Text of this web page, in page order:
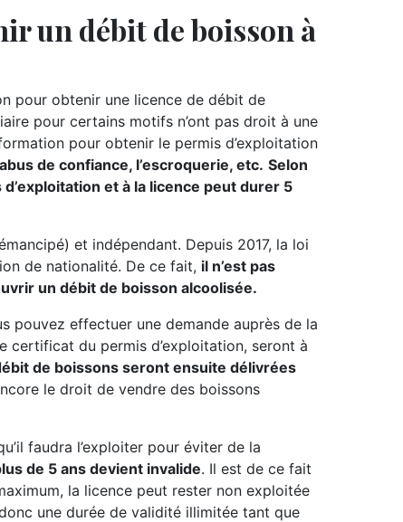
un débit de boisson à
pour obtenir une licence de débit de
pour certains motifs n’ont pas droit à une
pour obtenir le permis d’exploitation
de confiance, l’escroquerie, etc. Selon
et à la licence peut durer 5
et indépendant. Depuis 2017, la loi
de nationalité. De ce fait, il n’est pas
un débit de boisson alcoolisée.
pouvez effectuer une demande auprès de la
certificat du permis d’exploitation, seront à
de boissons seront ensuite délivrées
le droit de vendre des boissons
faudra l’exploiter pour éviter de la
de 5 ans devient invalide. Il est de ce fait
la licence peut rester non exploitée
une durée de validité illimitée tant que